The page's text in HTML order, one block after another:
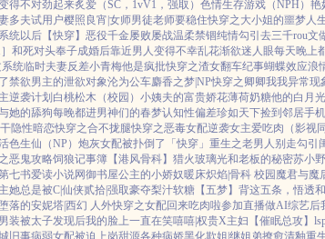
得不对劲起来炙爱（SC，1vV1，强取） 色情生存游戏（NPH） 艳
多夫试用户樱照良宵|女师男徒老师要稳住快穿之大小姐的噩梦人
统以后【快穿】 恶役千金屡败屡战温柔禁锢纯情勾引 去三千rou文
和死对头奉子成婚后靠近男人变得不幸乱花渐欲迷人眼每天晚上
系统临时夫妻反差小青梅他是疯批快穿之渣女翻车纪事蝴蝶效应浪
禁欲男主的泄欲对象沦为公车麝香之梦|NP快穿之卿卿我我异常现
逆袭计划 白桃松木（校园） 小姨夫的富贵娇花薄荷奶糖他的白月光
她的舔狗每晚都进男神们的春梦认知性偏差珍如天下捡到邻居手
隐性暗恋快穿之合不拢腿快穿之恶毒女配逆袭女主爱吃肉 （影视
色生仙（NP） 炮灰女配被扑倒了「快穿」 重生之老男人别走勾引
恶鬼攻略饲狼记事簿 【港风骨科】猎火玻璃光和老板的秘密苏小
七书爱读小说网御书屋公主的小娇奴暖床炽焰|骨科 校园 魔君与魔
她总是被C|仙侠贰拾|强取豪夺梨汁软糖 【五梦】背这五条，悟透
堕落的安妮塔|西幻 人外快穿之女配回来吃肉啦参加直播做AI综艺后
装被太子发现后我的脸上一直在笑嘻嘻|权贵X主妇 【催眠总攻】
旧事病弱女配被迫上岗甜源各种病娇黑化欺姐|继姐弟撩愈清釉重